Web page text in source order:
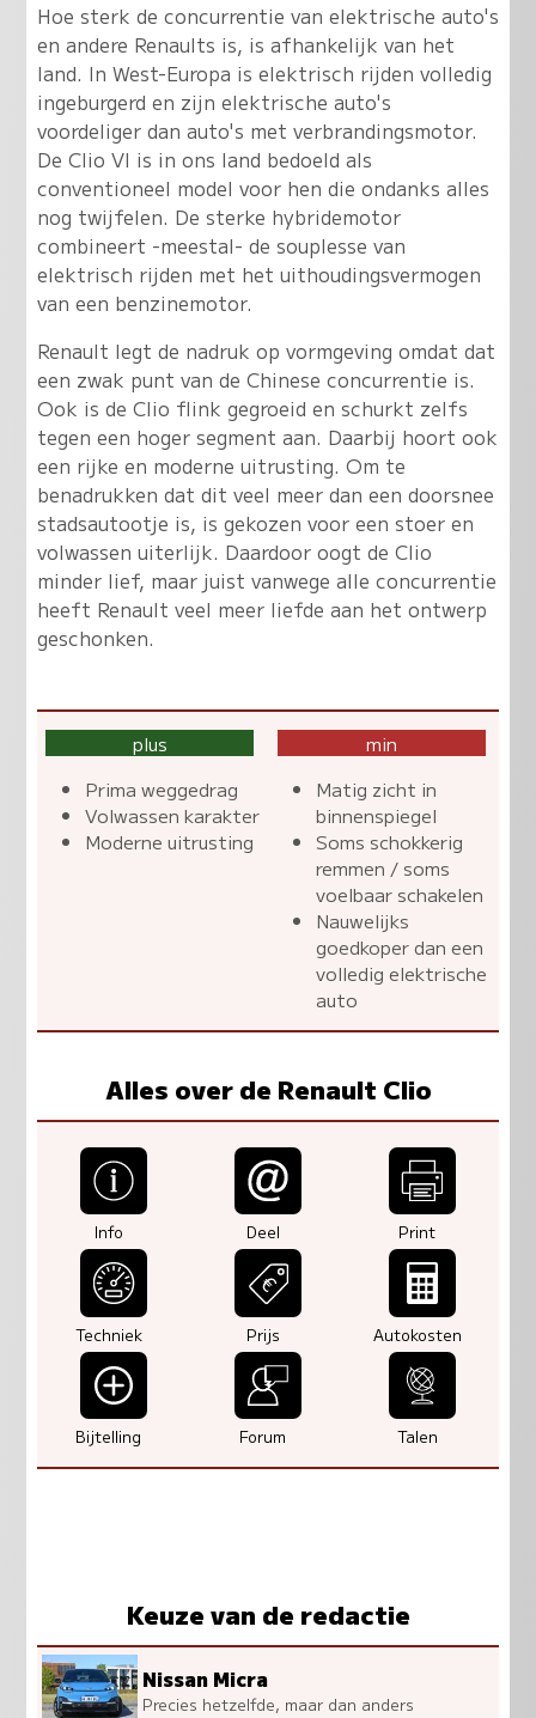
Hoe sterk de concurrentie van elektrische auto's
en andere Renaults is, is afhankelijk van het
land. In West-Europa is elektrisch rijden volledig
ingeburgerd en zijn elektrische auto's
voordeliger dan auto's met verbrandingsmotor.
De Clio VI is in ons land bedoeld als
conventioneel model voor hen die ondanks alles
nog twijfelen. De sterke hybridemotor
combineert -meestal- de souplesse van
elektrisch rijden met het uithoudingsvermogen
van een benzinemotor.
Renault legt de nadruk op vormgeving omdat dat
een zwak punt van de Chinese concurrentie is.
Ook is de Clio flink gegroeid en schurkt zelfs
tegen een hoger segment aan. Daarbij hoort ook
een rijke en moderne uitrusting. Om te
benadrukken dat dit veel meer dan een doorsnee
stadsautootje is, is gekozen voor een stoer en
volwassen uiterlijk. Daardoor oogt de Clio
minder lief, maar juist vanwege alle concurrentie
heeft Renault veel meer liefde aan het ontwerp
geschonken.
plus
Prima weggedrag
Volwassen karakter
Moderne uitrusting
min
Matig zicht in
binnenspiegel
Soms schokkerig
remmen / soms
voelbaar schakelen
Nauwelijks
goedkoper dan een
volledig elektrische
auto
Alles over de Renault Clio
Info Deel Print
Techniek Prijs Autokosten
Bijtelling Forum Talen
Keuze van de redactie
Nissan Micra
Precies hetzelfde, maar dan anders